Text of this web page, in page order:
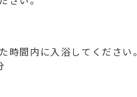
間内に入浴してください。